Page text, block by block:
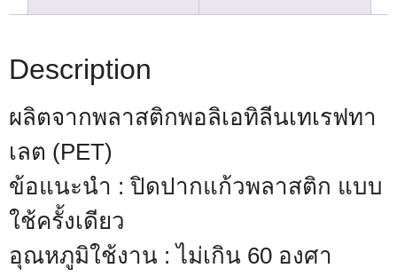
Description
ผลิตจากพลาสติกพอลิเอทิลีนเทเรฟทา
เลต (PET)
ข้อแนะนำ : ปิดปากแก้วพลาสติก แบบ
ใช้ครั้งเดียว
อุณหภูมิใช้งาน : ไม่เกิน 60 องศา